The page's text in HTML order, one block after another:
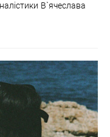
В`ячеслава